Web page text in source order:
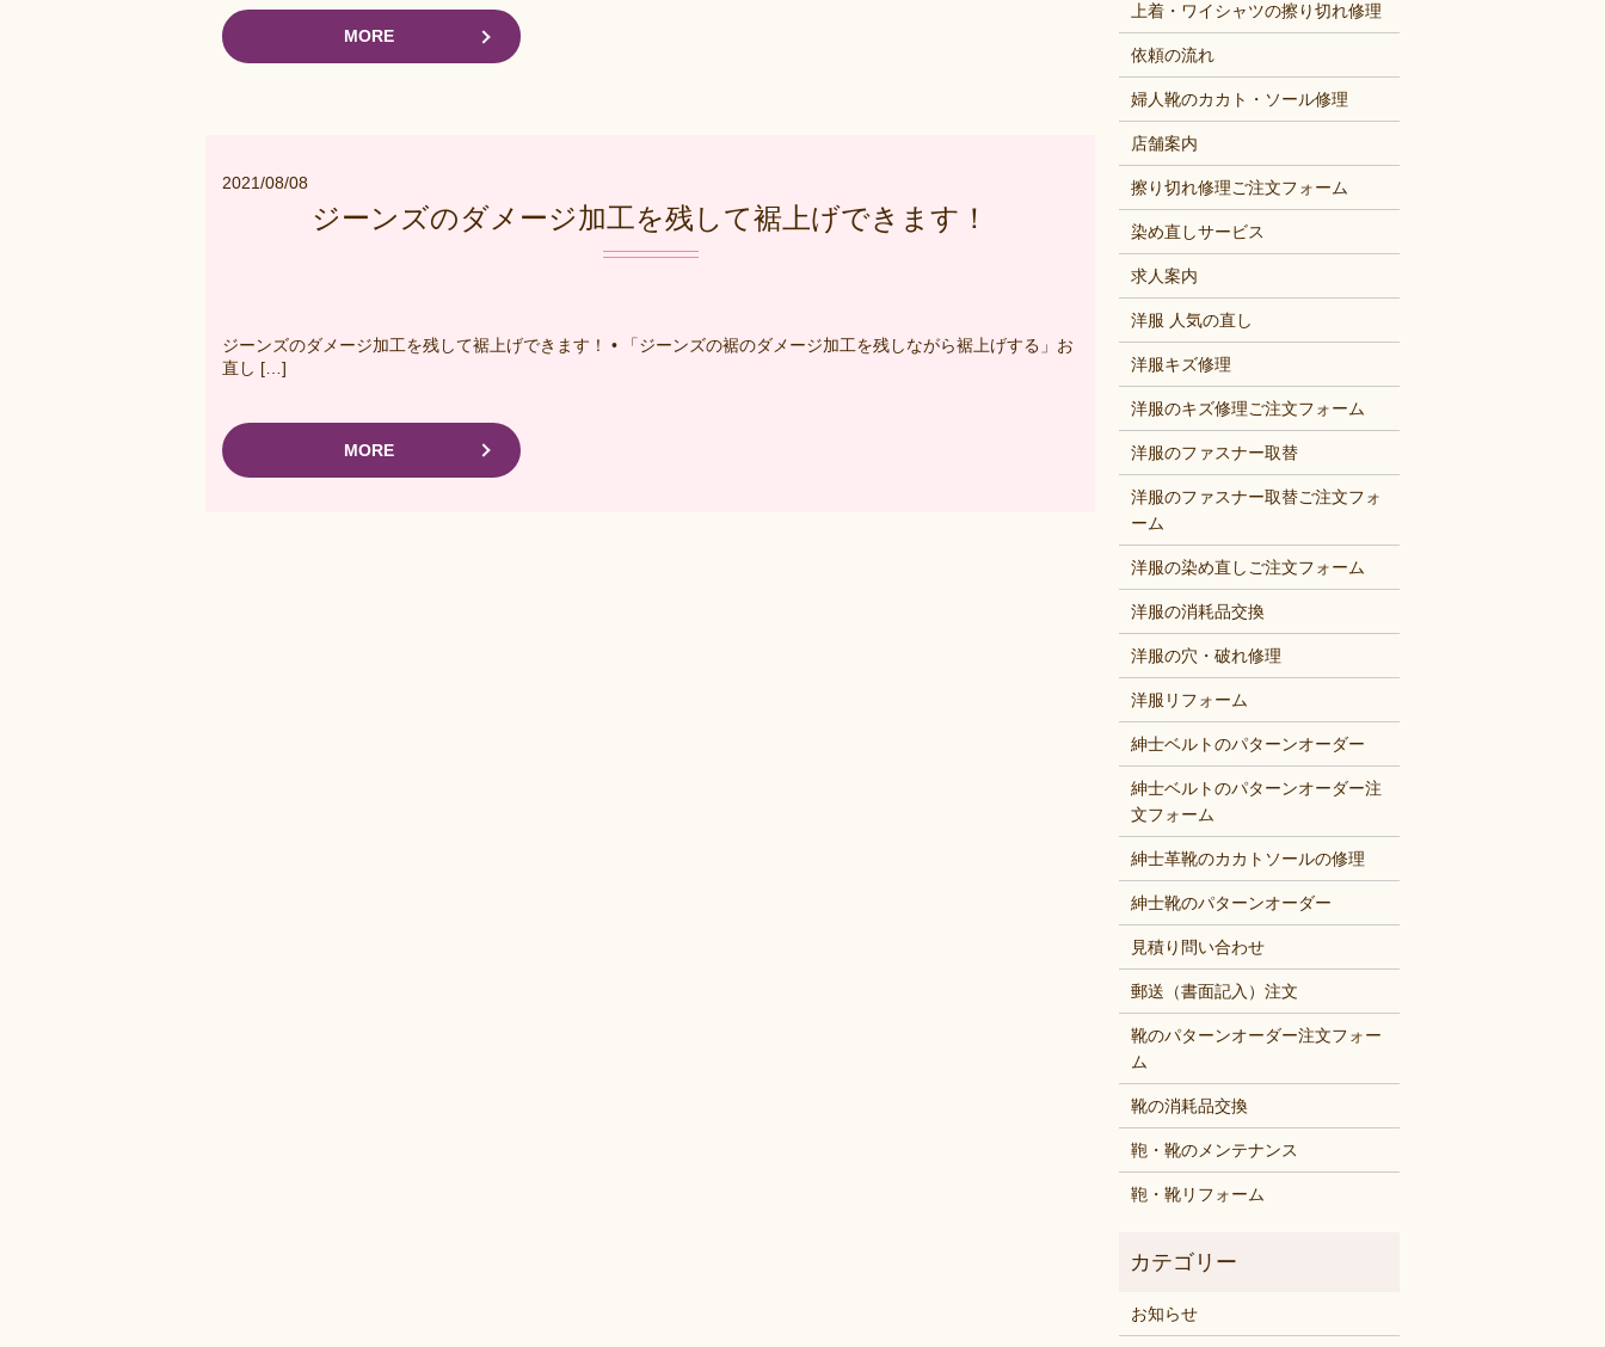
MORE
2021/08/08
ジーンズのダメージ加工を残して裾上げできます！
ジーンズのダメージ加工を残して裾上げできます！ • 「ジーンズの裾のダメージ加工を残しながら裾上げする」お
直し […]
MORE
上着・ワイシャツの擦り切れ修理
依頼の流れ
婦人靴のカカト・ソール修理
店舗案内
擦り切れ修理ご注文フォーム
染め直しサービス
求人案内
洋服 人気の直し
洋服キズ修理
洋服のキズ修理ご注文フォーム
洋服のファスナー取替
洋服のファスナー取替ご注文フォ
ーム
洋服の染め直しご注文フォーム
洋服の消耗品交換
洋服の穴・破れ修理
洋服リフォーム
紳士ベルトのパターンオーダー
紳士ベルトのパターンオーダー注
文フォーム
紳士革靴のカカトソールの修理
紳士靴のパターンオーダー
見積り問い合わせ
郵送（書面記入）注文
靴のパターンオーダー注文フォー
ム
靴の消耗品交換
鞄・靴のメンテナンス
鞄・靴リフォーム
お知らせ